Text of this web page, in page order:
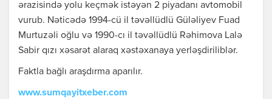
ərazisində yolu keçmək istəyən 2 piyadanı avtomobil
vurub. Nəticədə 1994-cü il təvəllüdlü Güləliyev Fuad
Murtuzəli oğlu və 1990-cı il təvəllüdlü Rəhimova Lalə
Sabir qızı xəsarət alaraq xəstəxanaya yerləşdiriliblər.
Faktla bağlı araşdırma aparılır.
www.sumqayitxeber.com